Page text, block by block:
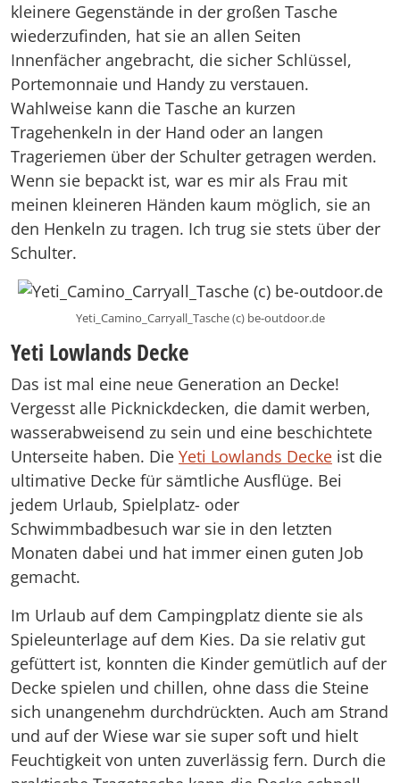
kleinere Gegenstände in der großen Tasche
wiederzufinden, hat sie an allen Seiten
Innenfächer angebracht, die sicher Schlüssel,
Portemonnaie und Handy zu verstauen.
Wahlweise kann die Tasche an kurzen
Tragehenkeln in der Hand oder an langen
Trageriemen über der Schulter getragen werden.
Wenn sie bepackt ist, war es mir als Frau mit
meinen kleineren Händen kaum möglich, sie an
den Henkeln zu tragen. Ich trug sie stets über der
Schulter.
Yeti_Camino_Carryall_Tasche (c) be-outdoor.de
Yeti Lowlands Decke
Das ist mal eine neue Generation an Decke!
Vergesst alle Picknickdecken, die damit werben,
wasserabweisend zu sein und eine beschichtete
Unterseite haben. Die Yeti Lowlands Decke ist die
ultimative Decke für sämtliche Ausflüge. Bei
jedem Urlaub, Spielplatz- oder
Schwimmbadbesuch war sie in den letzten
Monaten dabei und hat immer einen guten Job
gemacht.
Im Urlaub auf dem Campingplatz diente sie als
Spieleunterlage auf dem Kies. Da sie relativ gut
gefüttert ist, konnten die Kinder gemütlich auf der
Decke spielen und chillen, ohne dass die Steine
sich unangenehm durchdrückten. Auch am Strand
und auf der Wiese war sie super soft und hielt
Feuchtigkeit von unten zuverlässig fern. Durch die